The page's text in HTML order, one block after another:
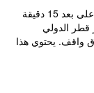
يقع فندق وريزدنس هوليداي فيلا سيتي سنتر الدوحة على بعد 15 دقيقة
قطر الدولي
واقف. يحتوي هذا